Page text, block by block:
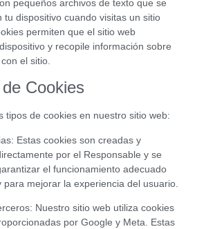
pequeños archivos de texto que se
tu dispositivo cuando visitas un sitio
permiten que el sitio web
y recopile información sobre
el sitio.
Cookies
tipos de cookies en nuestro sitio web:
Estas cookies son creadas y
por el Responsable y se
el funcionamiento adecuado
para mejorar la experiencia del usuario.
Nuestro sitio web utiliza cookies
por Google y Meta. Estas